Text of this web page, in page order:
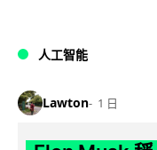
人工智能
Lawton 1 日